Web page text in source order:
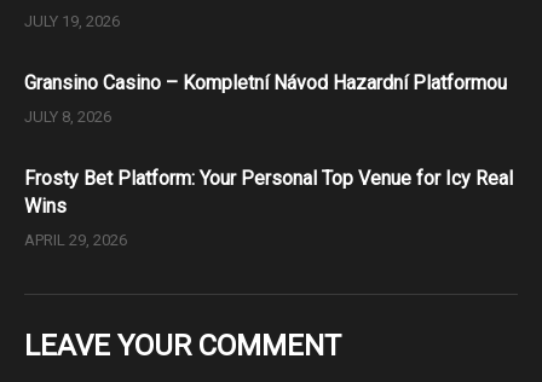
JULY 19, 2026
Gransino Casino – Kompletní Návod Hazardní Platformou
JULY 8, 2026
Frosty Bet Platform: Your Personal Top Venue for Icy Real
Wins
APRIL 29, 2026
LEAVE YOUR COMMENT